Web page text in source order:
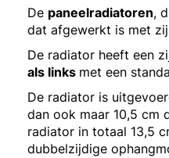
De paneelradiatoren,
dat afgewerkt is met
De radiator heeft een
als links met een
De radiator is
dan ook maar 10,5 cm
radiator in totaal 13,5
dubbelzijdige